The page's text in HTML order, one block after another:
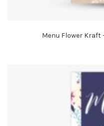
Menu Flower Kraft